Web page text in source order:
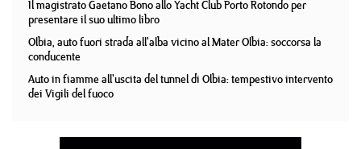
Il magistrato Gaetano Bono allo Yacht Club Porto Rotondo per
presentare il suo ultimo libro
Olbia, auto fuori strada all'alba vicino al Mater Olbia: soccorsa la
conducente
Auto in fiamme all'uscita del tunnel di Olbia: tempestivo intervento
dei Vigili del fuoco